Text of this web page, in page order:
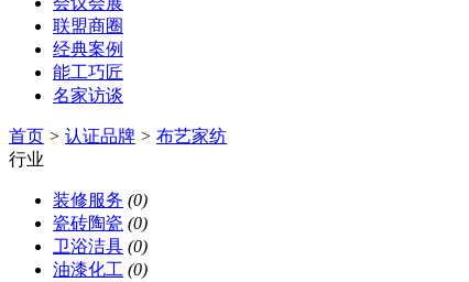
联盟商圈
经典案例
能工巧匠
名家访谈
首页 > 认证品牌 > 布艺家纺
行业
装修服务 (0)
瓷砖陶瓷 (0)
卫浴洁具 (0)
油漆化工 (0)